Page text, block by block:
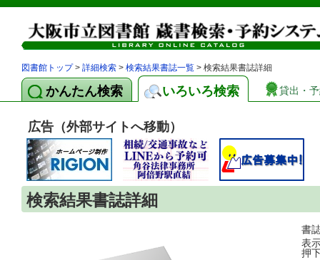
図書館トップ> 詳細検索 > 検索結果書誌一覧 > 検索結果書誌詳細
かんたん検索 いろいろ検索 貸出・
広告（外部サイトへ移動）
検索結果書誌詳細
書
表
押